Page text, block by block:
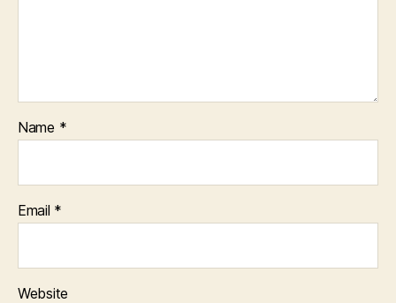
Name *
Email *
Website